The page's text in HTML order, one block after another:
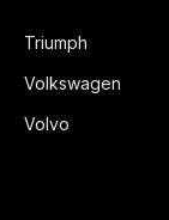
Triumph
Volkswagen
Volvo